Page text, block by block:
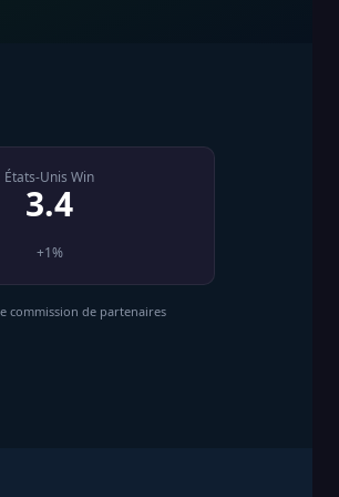
États-Unis Win
3.4
+1%
commission de partenaires